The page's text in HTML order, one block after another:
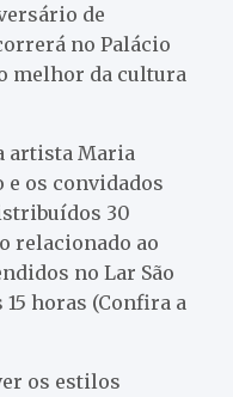
de
no Palácio
melhor da cultura
artista Maria
e os convidados
30
relacionado ao
no Lar São
horas (Confira a
os estilos